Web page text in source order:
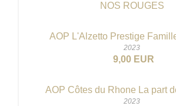
NOS ROUGES
AOP L'Alzetto Prestige
2023
9,00 EUR
AOP Côtes du Rhone La part
2023